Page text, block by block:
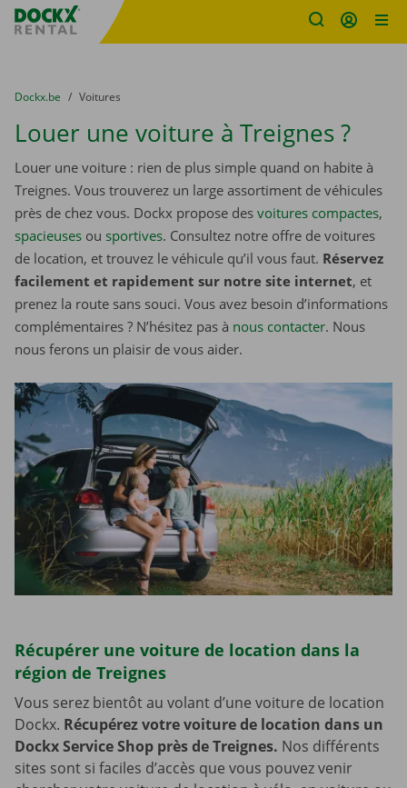
sitename
You are here:
du
Dockx.be to
Voitures
Louer une voiture à Treignes ?
Louer une voiture : rien de plus simple quand on habite à
Treignes. Vous trouverez un large assortiment de véhicules
près de chez vous. Dockx propose des voitures compactes,
spacieuses ou sportives. Consultez notre offre de voitures
de location, et trouvez le véhicule qu’il vous faut. Réservez
facilement et rapidement sur notre site internet, et
prenez la route sans souci. Vous avez besoin d’informations
complémentaires ? N’hésitez pas à nous contacter. Nous
nous ferons un plaisir de vous aider.
Récupérer une voiture de location dans la
région de Treignes
Vous serez bientôt au volant d’une voiture de location
Dockx. Récupérez votre voiture de location dans un
Dockx Service Shop près de Treignes. Nos différents
sites sont si faciles d’accès que vous pouvez venir